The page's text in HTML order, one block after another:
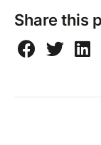
Share this